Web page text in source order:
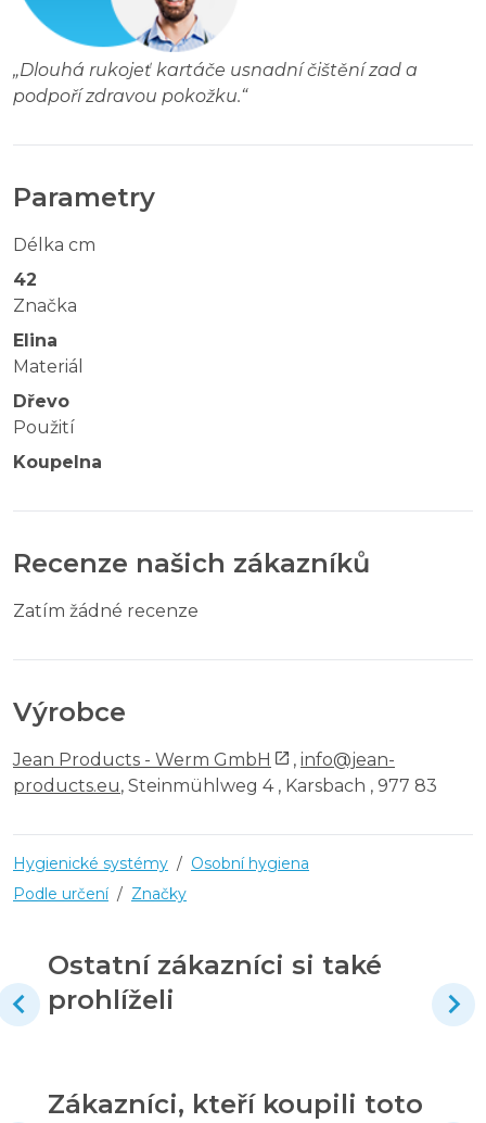
„Dlouhá rukojeť kartáče usnadní čištění zad a
podpoří zdravou pokožku.“
Parametry
Délka cm
42
Značka
Elina
Materiál
Dřevo
Použití
Koupelna
Recenze našich zákazníků
Zatím žádné recenze
Výrobce
Jean Products - Werm GmbH , info@jean-
products.eu, Steinmühlweg 4 , Karsbach , 977 83
Hygienické systémy / Osobní hygiena
Podle určení / Značky
Ostatní zákazníci si také
prohlíželi
Zákazníci, kteří koupili toto